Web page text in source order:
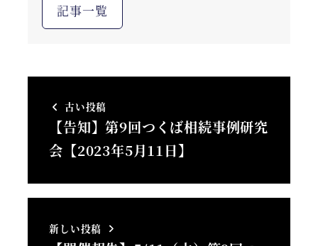
記事一覧
古い投稿
【告知】第9回つくば相続事例研究
会【2023年5月11日】
新しい投稿